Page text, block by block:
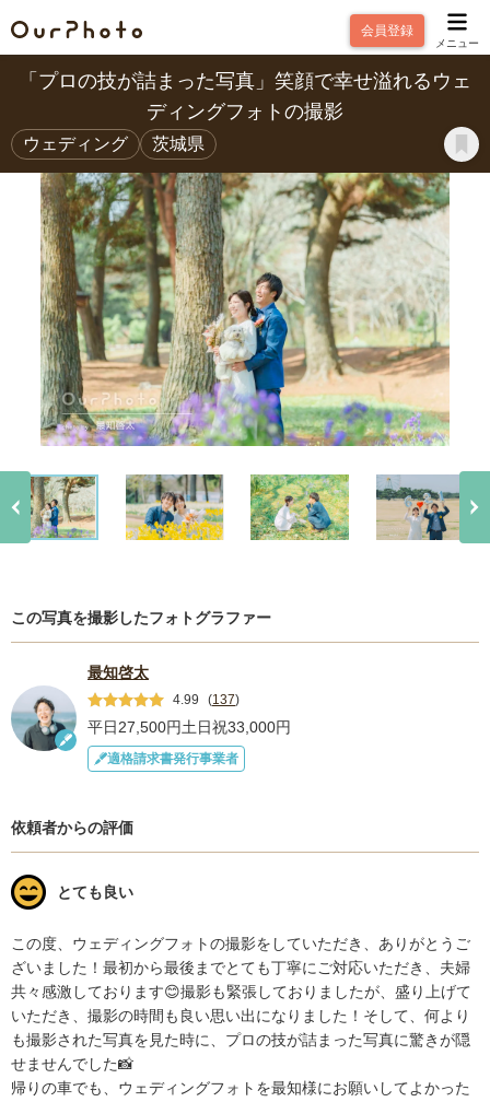
会員登録
メニュー
「プロの技が詰まった写真」笑顔で幸せ溢れるウェ
ディングフォトの撮影
ウェディング 茨城県
この写真を撮影したフォトグラファー
最知啓太
4.99 (137)
平日27,500円土日祝33,000円
適格請求書発行事業者
依頼者からの評価
とても良い
この度、ウェディングフォトの撮影をしていただき、ありがとうご
ざいました！最初から最後までとても丁寧にご対応いただき、夫婦
共々感激しております😊撮影も緊張しておりましたが、盛り上げて
いただき、撮影の時間も良い思い出になりました！そして、何より
も撮影された写真を見た時に、プロの技が詰まった写真に驚きが隠
せませんでした📸
帰りの車でも、ウェディングフォトを最知様にお願いしてよかった